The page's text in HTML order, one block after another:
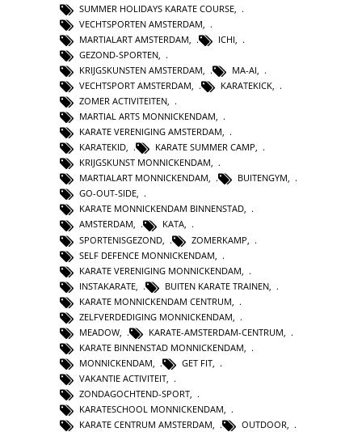
SUMMER HOLIDAYS KARATE COURSE
VECHTSPORTEN AMSTERDAM
MARTIALART AMSTERDAM
ICHI
GEZOND-SPORTEN
KRIJGSKUNSTEN AMSTERDAM
MA-AI
VECHTSPORT AMSTERDAM
KARATEKICK
ZOMER ACTIVITEITEN
MARTIAL ARTS MONNICKENDAM,
KARATE VERENIGING AMSTERDAM,
KARATEKID, KARATE SUMMER CAMP,
KRIJGSKUNST MONNICKENDAM,
MARTIALART MONNICKENDAM, BUITENGYM,
GO-OUT-SIDE,
KARATE MONNICKENDAM BINNENSTAD,
AMSTERDAM, KATA,
SPORTENISGEZOND
ZOMERKAMP
SELF DEFENCE MONNICKENDAM
KARATE VERENIGING MONNICKENDAM
INSTAKARATE
BUITEN KARATE TRAINEN
KARATE MONNICKENDAM CENTRUM
ZELFVERDEDIGING MONNICKENDAM
MEADOW
KARATE-AMSTERDAM-CENTRUM
KARATE BINNENSTAD MONNICKENDAM
MONNICKENDAM, GET FIT,
VAKANTIE ACTIVITEIT,
ZONDAGOCHTEND-SPORT,
KARATESCHOOL MONNICKENDAM,
KARATE CENTRUM AMSTERDAM, OUTDOOR,